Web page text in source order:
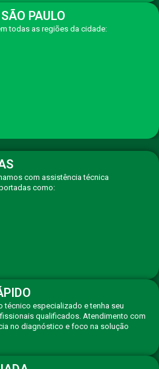
PAULO
todas as regiões da cidade:
com assistência técnica
como:
técnico especializado e tenha seu
qualificados. Atendimento com
no diagnóstico e foco na solução